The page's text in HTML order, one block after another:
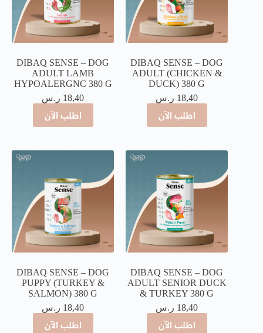
DIBAQ SENSE – DOG
ADULT (CHICKEN &
DUCK) 380 G
18,40 ر.س
اطلب الآن
DIBAQ SENSE – DOG
ADULT LAMB
HYPOALERGNC 380 G
18,40 ر.س
اطلب الآن
DIBAQ SENSE – DOG
ADULT SENIOR DUCK
& TURKEY 380 G
18,40 ر.س
اطلب الآن
DIBAQ SENSE – DOG
PUPPY (TURKEY &
SALMON) 380 G
18,40 ر.س
اطلب الآن